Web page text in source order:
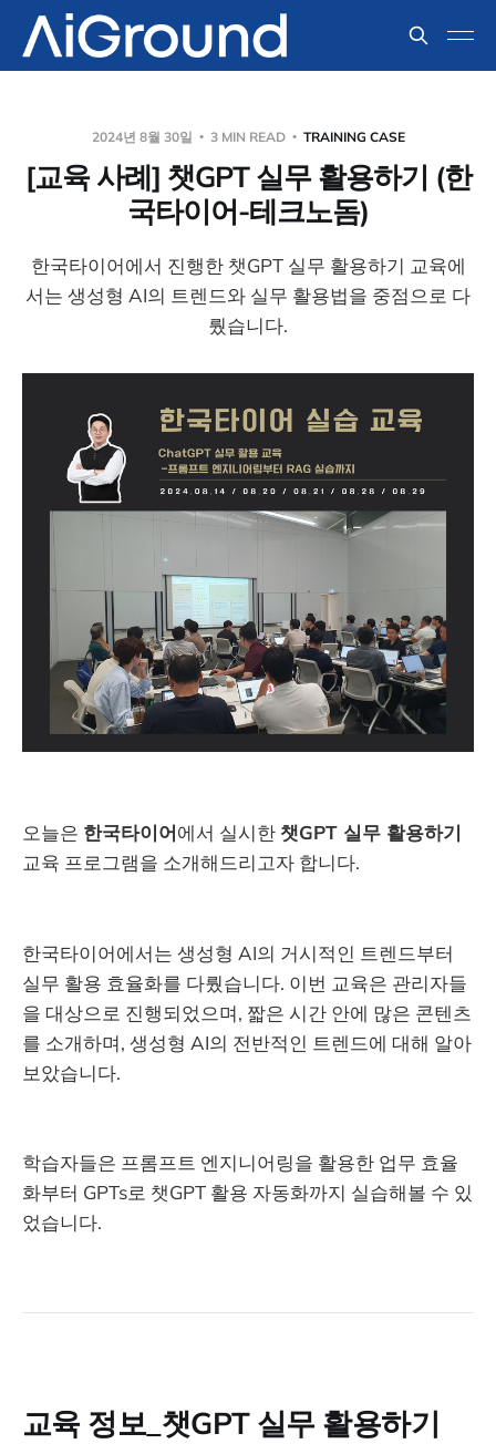
2024년 8월 30일 3 MIN READ TRAINING CASE
[교육 사례] 챗GPT 실무 활용하기 (한
국타이어-테크노돔)
한국타이어에서 진행한 챗GPT 실무 활용하기 교육에
서는 생성형 AI의 트렌드와 실무 활용법을 중점으로 다
뤘습니다.
오늘은 한국타이어에서 실시한챗GPT 실무 활용하기
교육 프로그램을 소개해드리고자 합니다.
한국타이어에서는 생성형 AI의 거시적인 트렌드부터
실무 활용 효율화를 다뤘습니다. 이번 교육은 관리자들
을 대상으로 진행되었으며, 짧은 시간 안에 많은 콘텐츠
를 소개하며, 생성형 AI의 전반적인 트렌드에 대해 알아
보았습니다.
학습자들은 프롬프트 엔지니어링을 활용한 업무 효율
화부터 GPTs로 챗GPT 활용 자동화까지 실습해볼 수 있
었습니다.
교육 정보_챗GPT 실무 활용하기